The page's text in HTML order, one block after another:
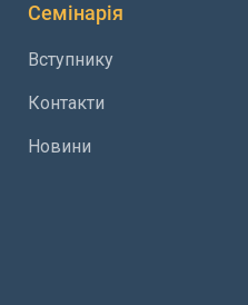
Семінарія
Вступнику
Контакти
Новини